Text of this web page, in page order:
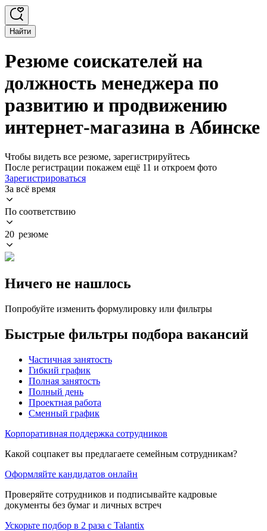
Найти
Резюме соискателей на
должность менеджера по
развитию и продвижению
интернет-магазина в Абинске
Чтобы видеть все резюме, зарегистрируйтесь
После регистрации покажем ещё 11 и откроем фото
Зарегистрироваться
За всё время
По соответствию
20 резюме
Ничего не нашлось
Попробуйте изменить формулировку или фильтры
Быстрые фильтры подбора вакансий
Частичная занятость
Гибкий график
Полная занятость
Полный день
Проектная работа
Сменный график
Корпоративная поддержка сотрудников
Какой соцпакет вы предлагаете семейным сотрудникам?
Оформляйте кандидатов онлайн
Проверяйте сотрудников и подписывайте кадровые
документы без бумаг и личных встреч
Ускорьте подбор в 2 раза с Talantix